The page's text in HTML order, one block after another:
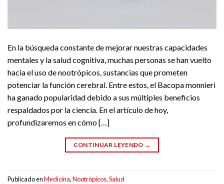
En la búsqueda constante de mejorar nuestras capacidades
mentales y la salud cognitiva, muchas personas se han vuelto
hacia el uso de nootrópicos, sustancias que prometen
potenciar la función cerebral. Entre estos, el Bacopa monnieri
ha ganado popularidad debido a sus múltiples beneficios
respaldados por la ciencia. En el artículo de hoy,
profundizaremos en cómo […]
CONTINUAR LEYENDO →
Publicado enMedicina,Nootrópicos,Salud